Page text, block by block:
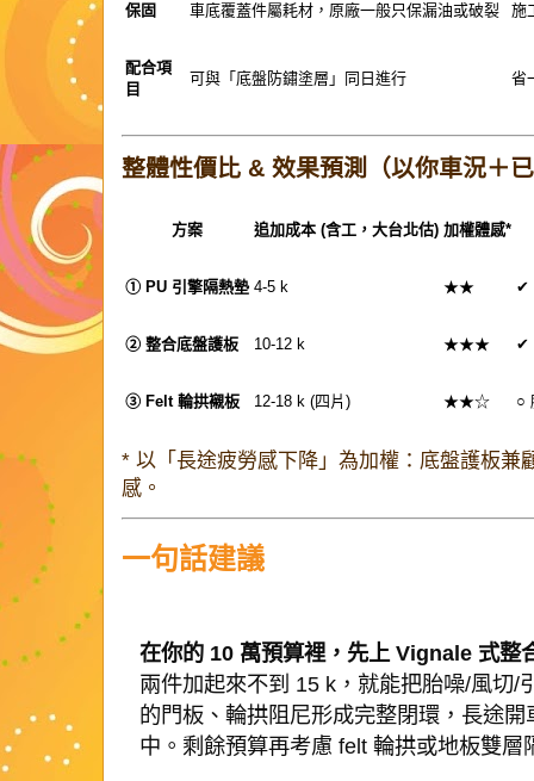
保固 車底覆蓋件屬耗材，原廠一般只保漏油或破裂 施
配合項
目
可與「底盤防鏽塗層」同日進行 省
整體性價比 & 效果預測（以你車況＋
方案 追加成本 (含工，大台北估) 加權體感*
① PU 引擎隔熱墊 4-5 k ★★ ✔
② 整合底盤護板 10-12 k ★★★ ✔
③ Felt 輪拱襯板 12-18 k (四片) ★★☆ ○
* 以「長途疲勞感下降」為加權：底盤護板兼
感。
一句話建議
在你的 10 萬預算裡，先上 Vignale 式整
兩件加起來不到 15 k，就能把胎噪/風切/
的門板、輪拱阻尼形成完整閉環，長途
中。剩餘預算再考慮 felt 輪拱或地板雙層